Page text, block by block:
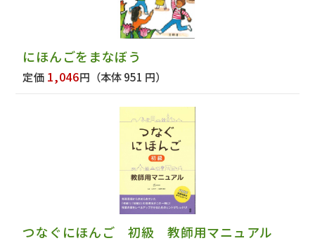
にほんごをまなぼう
定価 1,046円 （本体 951 円）
つなぐにほんご 初級 教師用マニュアル